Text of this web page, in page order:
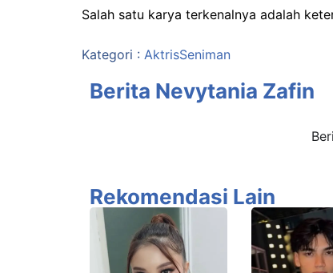
Salah satu karya terkenalnya adalah
Kategori : AktrisSeniman
Berita Nevytania Zafin
Rekomendasi Lain